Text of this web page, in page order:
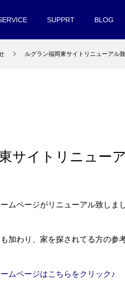
SUPPRT BLOG
ルグラン福岡東サイトリニューアル
サイトリニュー
ムページがリニューアル致しまし
加わり、家を探されてる方の
ムページはこちらをクリック♪